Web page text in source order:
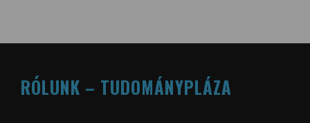
RÓLUNK – TUDOMÁNYPLÁZA